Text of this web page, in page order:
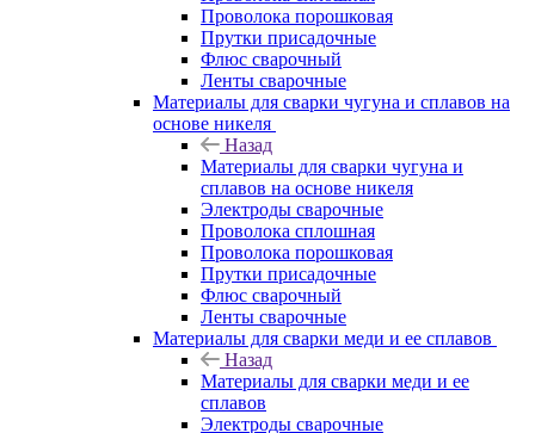
Проволока порошковая
Прутки присадочные
Флюс сварочный
Ленты сварочные
Материалы для сварки чугуна и сплавов на
основе никеля
Назад
Материалы для сварки чугуна и
сплавов на основе никеля
Электроды сварочные
Проволока сплошная
Проволока порошковая
Прутки присадочные
Флюс сварочный
Ленты сварочные
Материалы для сварки меди и ее сплавов
Назад
Материалы для сварки меди и ее
сплавов
Электроды сварочные